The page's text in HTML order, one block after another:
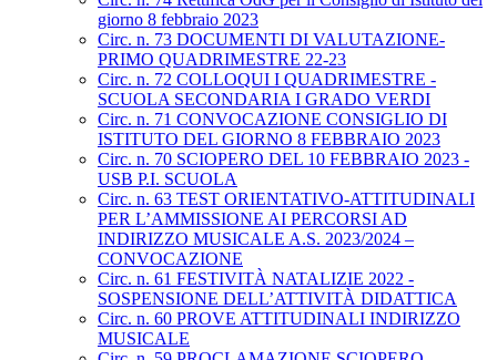
giorno 8 febbraio 2023
Circ. n. 73 DOCUMENTI DI VALUTAZIONE-
PRIMO QUADRIMESTRE 22-23
Circ. n. 72 COLLOQUI I QUADRIMESTRE -
SCUOLA SECONDARIA I GRADO VERDI
Circ. n. 71 CONVOCAZIONE CONSIGLIO DI
ISTITUTO DEL GIORNO 8 FEBBRAIO 2023
Circ. n. 70 SCIOPERO DEL 10 FEBBRAIO 2023 -
USB P.I. SCUOLA
Circ. n. 63 TEST ORIENTATIVO-ATTITUDINALI
PER L’AMMISSIONE AI PERCORSI AD
INDIRIZZO MUSICALE A.S. 2023/2024 –
CONVOCAZIONE
Circ. n. 61 FESTIVITÀ NATALIZIE 2022 -
SOSPENSIONE DELL’ATTIVITÀ DIDATTICA
Circ. n. 60 PROVE ATTITUDINALI INDIRIZZO
MUSICALE